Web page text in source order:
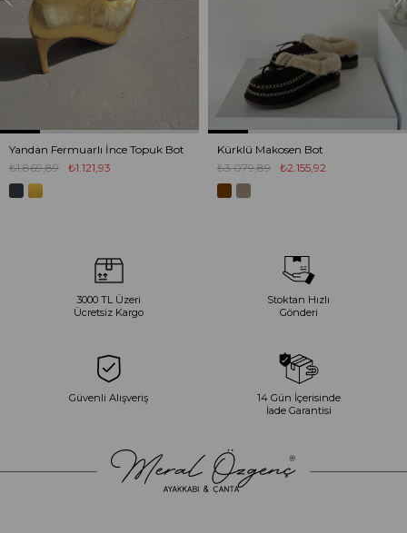
Yandan Fermuarlı İnce Topuk Bot
₺1.121,93
₺1.869,89
Kürklü Makosen Bot
₺2.155,92
₺3.079,89
3000 TL Üzeri
Ücretsiz Kargo
Stoktan Hızlı
Gönderi
Güvenli Alışveriş
14 Gün İçerisinde
İade Garantisi